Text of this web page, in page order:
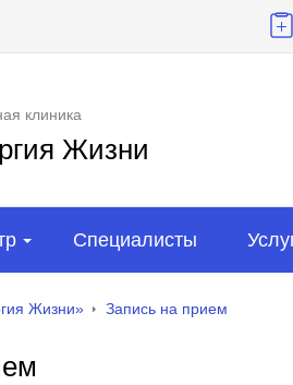
клиника
Жизни
Специалисты
Жизни» Запись на прием